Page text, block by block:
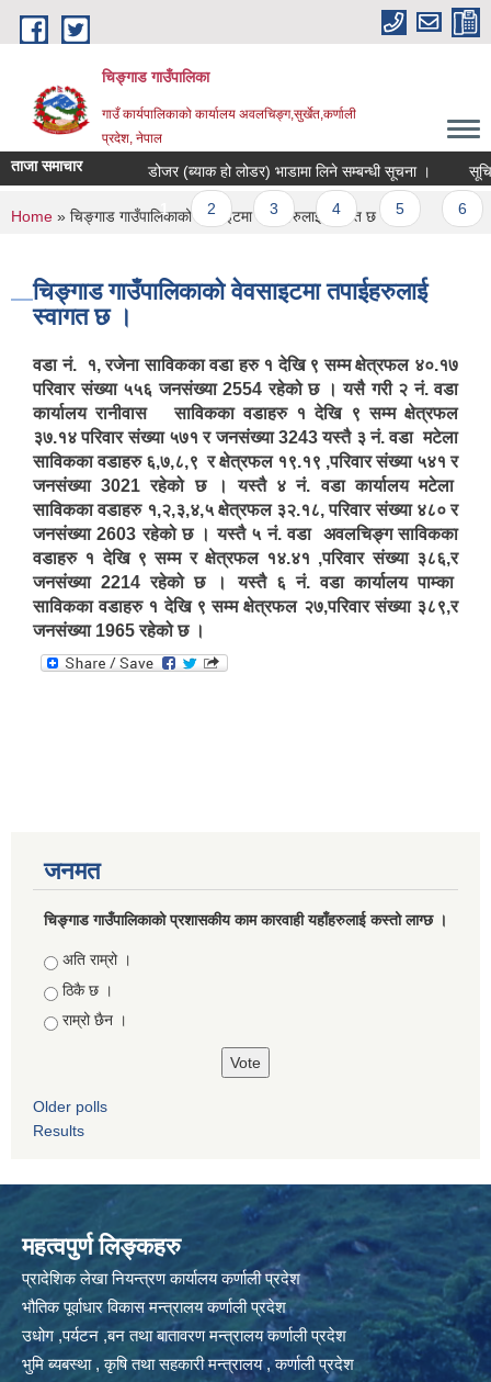
Skip to main content
चिङ्गाड गाउँपालिका
गाउँ कार्यपालिकाको कार्यालय अवलचिङ्ग,सुर्खेत,कर्णाली
प्रदेश, नेपाल
ताजा समाचार डोजर (ब्याक हो लोडर) भाडामा लिने सम्बन्धी सूचना । सूचिकृत
Pages
1 2 3 4 5
You are here
Home » चिङ्गाड गाउँपालिकाको वेवसाइटमा तपाईहरुलाई स्वागत छ ।
चिङ्गाड गाउँपालिकाको वेवसाइटमा तपाईहरुलाई
स्वागत छ ।
वडा नं. १, रजेना साविकका वडा हरु १ देखि ९ सम्म क्षेत्रफल ४०.१७
परिवार संख्या ५५६ जनसंख्या 2554 रहेको छ । यसै गरी २ नं. वडा
कार्यालय रानीवास साविकका वडाहरु १ देखि ९ सम्म क्षेत्रफल
३७.१४ परिवार संख्या ५७१ र जनसंख्या 3243 यस्तै ३ नं. वडा मटेला
साविकका वडाहरु ६,७,८,९ र क्षेत्रफल १९.१९ ,परिवार संख्या ५४१ र
जनसंख्या 3021 रहेको छ । यस्तै ४ नं. वडा कार्यालय मटेला
साविकका वडाहरु १,२,३,४,५ क्षेत्रफल ३२.१८, परिवार संख्या ४८० र
जनसंख्या 2603 रहेको छ । यस्तै ५ नं. वडा अवलचिङ्ग साविकका
वडाहरु १ देखि ९ सम्म र क्षेत्रफल १४.४१ ,परिवार संख्या ३८६,र
जनसंख्या 2214 रहेको छ । यस्तै ६ नं. वडा कार्यालय पाम्का
साविकका वडाहरु १ देखि ९ सम्म क्षेत्रफल २७,परिवार संख्या ३८९,र
जनसंख्या 1965 रहेको छ ।
जनमत
चिङ्गाड गाउँपालिकाको प्रशासकीय काम कारवाही यहाँहरुलाई कस्तो लाग्छ ।
Choices
अति राम्रो ।
ठिकै छ ।
राम्रो छैन ।
Older polls
Results
महत्वपुर्ण लिङ्कहरु
प्रादेशिक लेखा नियन्त्रण कार्यालय कर्णाली प्रदेश
भौतिक पूर्वाधार विकास मन्त्रालय कर्णाली प्रदेश
उधोग ,पर्यटन ,बन तथा बातावरण मन्त्रालय कर्णाली प्रदेश
भुमि ब्यबस्था , कृषि तथा सहकारी मन्त्रालय , कर्णाली प्रदेश